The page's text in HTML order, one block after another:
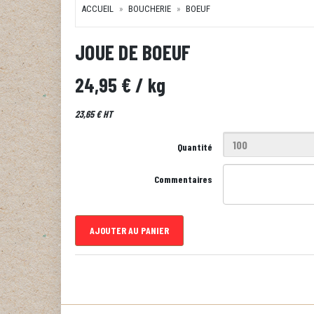
ACCUEIL BOUCHERIE BOEUF
JOUE DE BOEUF
24,95 €/ kg
23,65 € HT
Quantité
Commentaires
AJOUTER AU PANIER